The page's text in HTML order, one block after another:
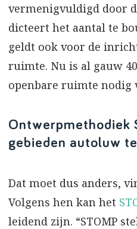
vermenigvuldigd door
dicteert het aantal te
geldt ook voor de
ruimte. Nu is al gauw
openbare ruimte nodig
Ontwerpmethodiek
gebieden autoluw
Dat moet dus anders,
Volgens hen kan het
leidend zijn. “STOMP